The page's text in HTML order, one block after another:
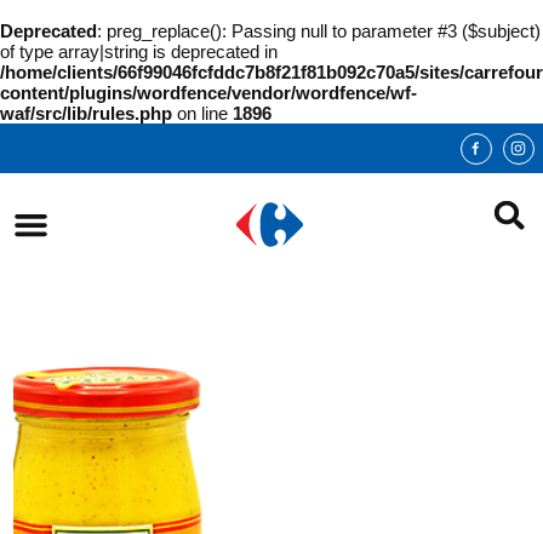
Deprecated: preg_replace(): Passing null to parameter #3 ($subject)
of type array|string is deprecated in
/home/clients/66f99046fcfddc7b8f21f81b092c70a5/sites/
content/plugins/wordfence/vendor/wordfence/wf-
waf/src/lib/rules.php on line 1896